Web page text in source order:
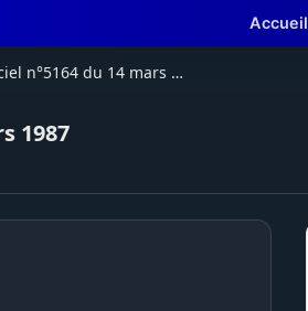
Accueil
Journal Officiel n°5164 du 14 mars 1987
1987